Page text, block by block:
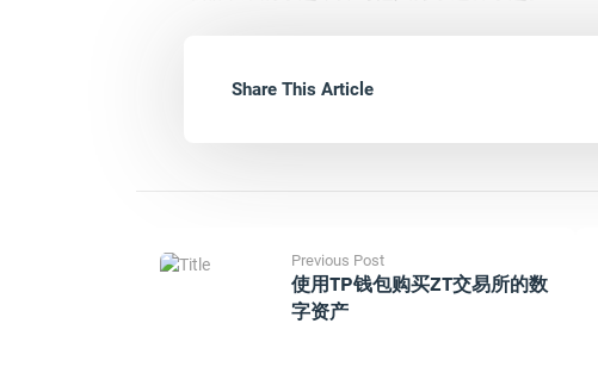
Share This Article
Previous Post
使用TP钱包购买ZT交易所的数
字资产